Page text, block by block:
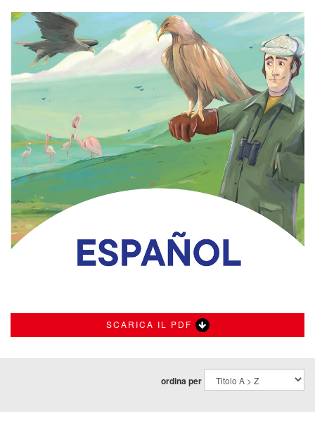
SCARICA IL PDF
ordina per